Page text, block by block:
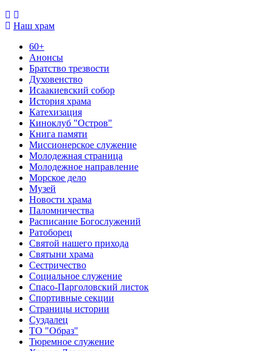
Наш храм
60+
Анонсы
Братство трезвости
Духовенство
Исаакиевский собор
История храма
Катехизация
Киноклуб "Остров"
Книга памяти
Миссионерское служение
Молодежная страница
Молодежное направление
Морское дело
Музей
Новости храма
Паломничества
Расписание Богослужений
Ратоборец
Святой нашего прихода
Святыни храма
Сестричество
Социальное служение
Спасо-Парголовский листок
Спортивные секции
Страницы истории
Суздалец
ТО "Образ"
Тюремное служение